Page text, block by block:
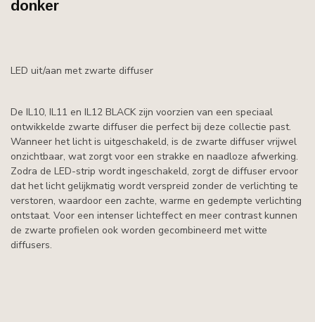
donker
LED uit/aan met zwarte diffuser
De IL10, IL11 en IL12 BLACK zijn voorzien van een speciaal
ontwikkelde zwarte diffuser die perfect bij deze collectie past.
Wanneer het licht is uitgeschakeld, is de zwarte diffuser vrijwel
onzichtbaar, wat zorgt voor een strakke en naadloze afwerking.
Zodra de LED-strip wordt ingeschakeld, zorgt de diffuser ervoor
dat het licht gelijkmatig wordt verspreid zonder de verlichting te
verstoren, waardoor een zachte, warme en gedempte verlichting
ontstaat. Voor een intenser lichteffect en meer contrast kunnen
de zwarte profielen ook worden gecombineerd met witte
diffusers.